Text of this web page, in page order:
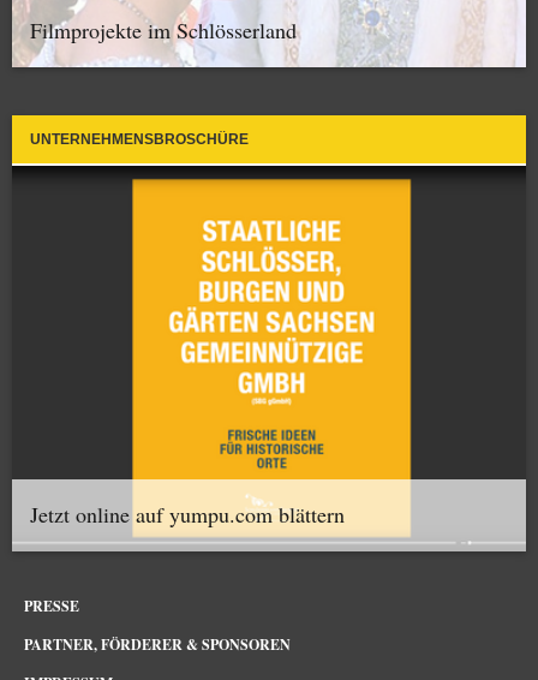
Filmprojekte im Schlösserland
UNTERNEHMENSBROSCHÜRE
Jetzt online auf yumpu.com blättern
PRESSE
PARTNER, FÖRDERER & SPONSOREN